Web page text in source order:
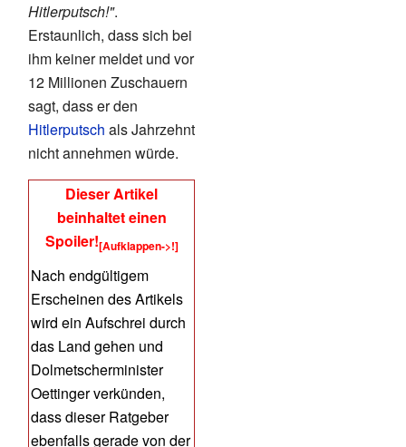
Hitlerputsch!".
Erstaunlich, dass sich bei
ihm keiner meldet und vor
12 Millionen Zuschauern
sagt, dass er den
Hitlerputsch als Jahrzehnt
nicht annehmen würde.
Dieser Artikel
beinhaltet einen
Spoiler![Aufklappen->!]
Nach endgültigem
Erscheinen des Artikels
wird ein Aufschrei durch
das Land gehen und
Dolmetscherminister
Oettinger verkünden,
dass dieser Ratgeber
ebenfalls gerade von der